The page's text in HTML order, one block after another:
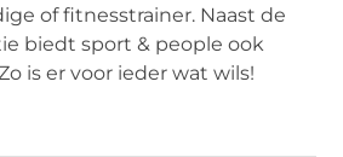
of fitnesstrainer. Naast de
biedt sport & people ook
is er voor ieder wat wils!